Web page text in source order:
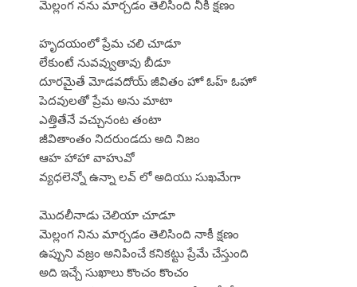
మెల్లంగ నను మార్చడం తెలిసింది నీకీ క్షణం
హృదయంలో ప్రేమ చలి చూడూ
లేకుంటే నువవ్వుతావు బీడూ
దూరమైతే మోడవదోయ్ జీవితం హో ఓహ్ ఓహో
పెదవులతో ప్రేమ అను మాటా
ఎత్తితేనే వచ్చునంట తంటా
జీవితాంతం నిదరుండదు అది నిజం
ఆహ హాహా వాహువో
వ్యధలెన్నో ఉన్నా లవ్ లో అదియు సుఖమేగా
మొదలీనాడు చెలియా చూడూ
మెల్లంగ నిను మార్చడం తెలిసింది నాకీ క్షణం
ఉప్పుని వజ్రం అనిపించే కనికట్టు ప్రేమే చేస్తుంది
అది ఇచ్చే సుఖాలు కొంచం కొంచం